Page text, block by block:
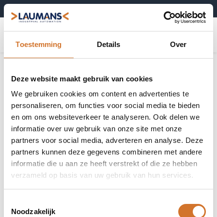
Toestemming Details Over
Deze website maakt gebruik van cookies
We gebruiken cookies om content en advertenties te
personaliseren, om functies voor social media te bieden
en om ons websiteverkeer te analyseren. Ook delen we
informatie over uw gebruik van onze site met onze
partners voor social media, adverteren en analyse. Deze
partners kunnen deze gegevens combineren met andere
informatie die u aan ze heeft verstrekt of die ze hebben
verzameld op basis van uw gebruik van hun services.
Noodzakelijk
0